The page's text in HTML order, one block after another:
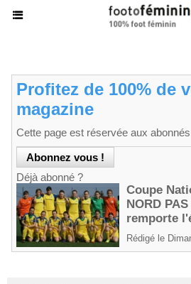
Profitez de 100% de
magazine
Cette page est réservée aux
Déjà abonné ?
Coupe
NORD
remporte
Rédigé le